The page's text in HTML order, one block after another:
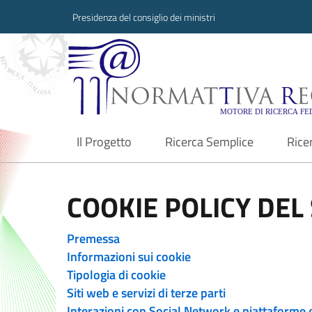
Presidenza del consiglio dei ministri
Normattiva
Il Progetto
current Ricerca Semplice
COOKIE POLICY
Premessa
Informazioni sui cookie
Tipologia di cookie
Siti web e servizi di terze parti